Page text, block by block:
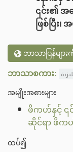
၎င်း၏
ဖြစ်ပြီး
ဘာသာပြန်မျ
ဘာသာစကား:
အမျိုးအစားများ
ဖိကဟ်နှင့် ၎င်
ဆိုင်ရာ ဖိက
ထပ်၍